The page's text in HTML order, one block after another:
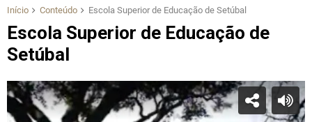
Início Conteúdo Escola Superior de Educação de Setúbal
Escola Superior de Educação de
Setúbal